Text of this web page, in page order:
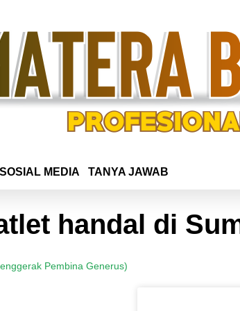
SOSIAL MEDIA TANYA JAWAB
handal di
Pembina Generus)